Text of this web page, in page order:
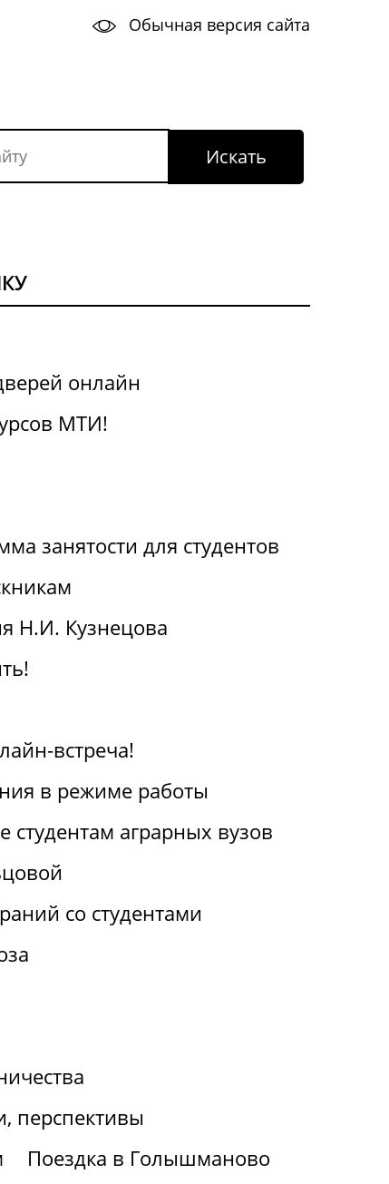
Обычная версия сайта
онлайн
МТИ!
занятости для студентов
Н.И. Кузнецова
встреча!
в режиме работы
студентам аграрных вузов
со студентами
перспективы
Поездка в Голышманово